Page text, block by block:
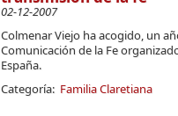
02-12-2007
Colmenar Viejo ha acogido, un
Comunicación de la Fe
España.
Categoría: Familia Claretiana